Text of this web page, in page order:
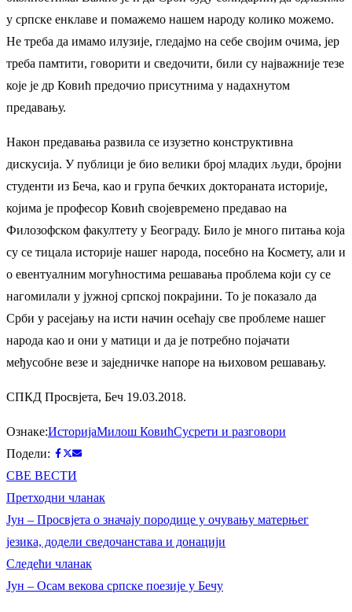
у српске енклаве и помажемо нашем народу колико можемо.
Не треба да имамо илузије, гледајмо на себе својим очима, јер
треба памтити, говорити и сведочити, били су најважније тезе
које је др Ковић предочио присутнима у надахнутом
предавању.
Након предавања развила се изузетно конструктивна
дискусија. У публици је био велики број младих људи, бројни
студенти из Беча, као и група бечких доктораната историје,
којима је професор Ковић својевремено предавао на
Филозофском факултету у Београду. Било је много питања која
су се тицала историје нашег народа, посебно на Космету, али и
о евентуалним могућностима решавања проблема који су се
нагомилали у јужној српској покрајини. То је показало да
Срби у расејању на исти начин осећају све проблеме нашег
народа као и они у матици и да је потребно појачати
међусобне везе и заједничке напоре на њиховом решавању.
СПКД Просвјета, Беч 19.03.2018.
Ознаке:ИсторијаМилош КовићСусрети и разговори
Подели:
СВЕ ВЕСТИ
Кретање
чланка
Претходни чланакПретходни
чланак:
Јун – Просвјета о значају породице у очувању матерњег
језика, додели сведочанстава и донацији
Следећи чланакСледећи
чланак:
Јун – Осам векова српске поезије у Бечу